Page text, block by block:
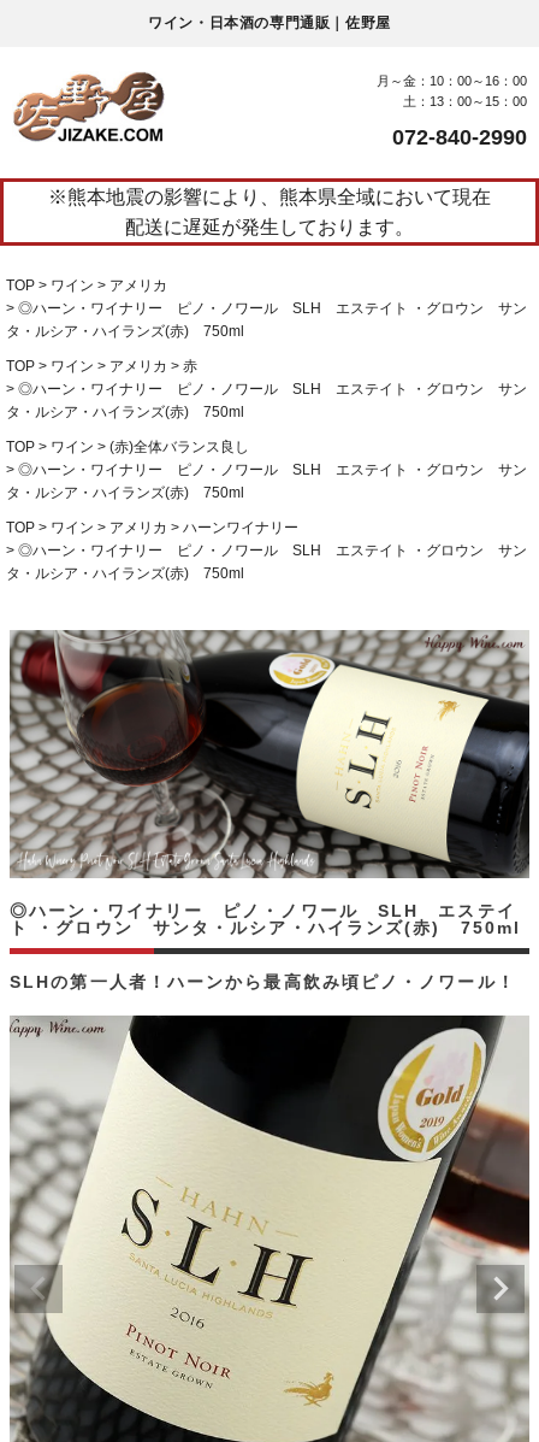
ワイン・日本酒の専門通販｜佐野屋
月～金：10：00～16：00
土：13：00～15：00
072-840-2990
※熊本地震の影響により、熊本県全域において現在
配送に遅延が発生しております。
TOP ワイン
アメリカ
◎ハーン・ワイナリー ピノ・ノワール SLH エステイト ・グロウン サン
タ・ルシア・ハイランズ(赤) 750ml
TOP ワイン アメリカ
赤
◎ハーン・ワイナリー ピノ・ノワール SLH エステイト ・グロウン サン
タ・ルシア・ハイランズ(赤) 750ml
TOP ワイン
(赤)全体バランス良し
◎ハーン・ワイナリー ピノ・ノワール SLH エステイト ・グロウン サン
タ・ルシア・ハイランズ(赤) 750ml
TOP ワイン アメリカ
ハーンワイナリー
◎ハーン・ワイナリー ピノ・ノワール SLH エステイト ・グロウン サン
タ・ルシア・ハイランズ(赤) 750ml
SLHの第一人者！ハーンから最高飲み頃ピノ・ノワール！
◎ハーン・ワイナリー ピノ・ノワール SLH エステイ
ト ・グロウン サンタ・ルシア・ハイランズ(赤) 750ml